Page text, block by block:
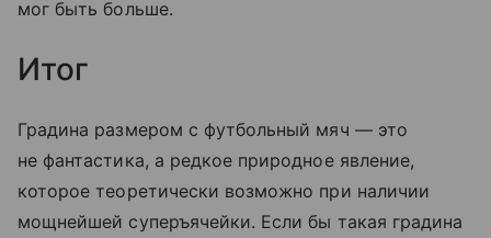
мог быть больше.
Итог
Градина размером с футбольный мяч — это
не фантастика, а редкое природное явление,
которое теоретически возможно при наличии
мощнейшей суперъячейки. Если бы такая градина